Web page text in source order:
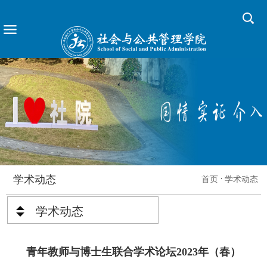
学术动态 首页 学术动态
学术动态
青年教师与博士生联合学术论坛2023年（春）